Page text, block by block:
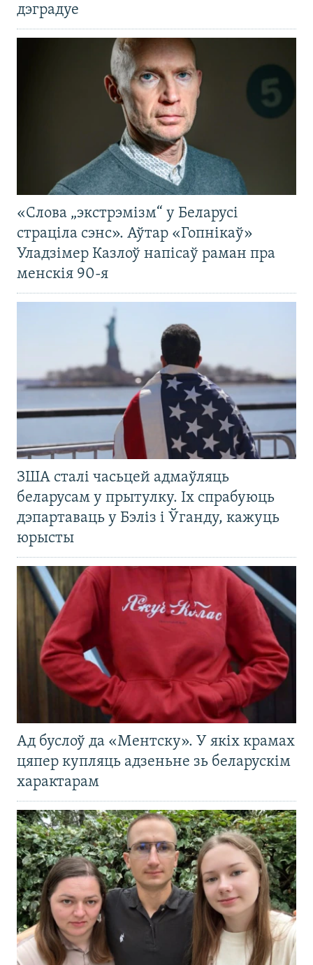
дэградуе
«Слова „экстрэмізм“ у Беларусі
страціла сэнс». Аўтар «Гопнікаў»
Уладзімер Казлоў напісаў раман пра
менскія 90-я
ЗША сталі часьцей адмаўляць
беларусам у прытулку. Іх спрабуюць
дэпартаваць у Бэліз і Ўганду, кажуць
юрысты
Ад буслоў да «Ментску». У якіх крамах
цяпер купляць адзеньне зь беларускім
характарам